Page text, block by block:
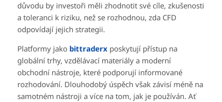
důvodu by investoři měli zhodnotit své cíle, zkušenosti
a toleranci k riziku, než se rozhodnou, zda CFD
odpovídají jejich strategii.
Platformy jako bittraderx poskytují přístup na
globální trhy, vzdělávací materiály a moderní
obchodní nástroje, které podporují informované
rozhodování. Dlouhodobý úspěch však závisí méně na
samotném nástroji a více na tom, jak je používán. Ať